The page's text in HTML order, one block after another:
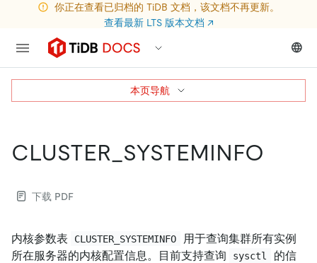
你正在查看已归档的 TiDB 文档，该文档不再更新。
查看最新 LTS 版本文档 ↗
CLUSTER_SYSTEMINFO
下载 PDF
内核参数表 CLUSTER_SYSTEMINFO
用于查询集群所有实例
所在服务器的内核配置信息。目前支持查询
sysctl
的信
本页导航